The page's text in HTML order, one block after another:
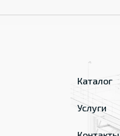
Каталог
Услуги